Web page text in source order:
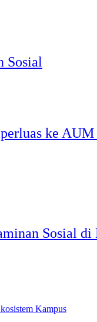
Sosial
ke AUM
Sosial di